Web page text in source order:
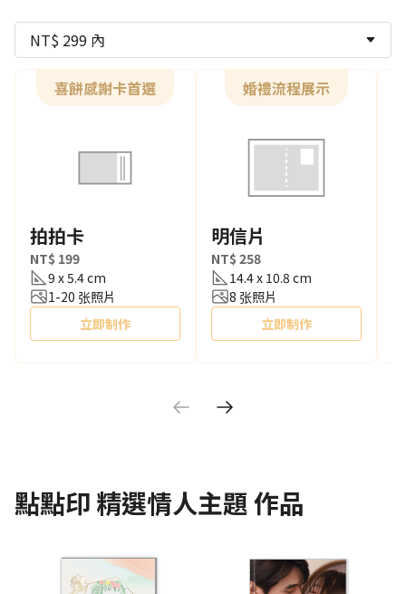
NT$ 299 內
喜餅感謝卡首選
拍拍卡
NT$ 199
9 x 5.4 cm
1-20 张照片
立即制作
婚禮流程展示
明信片
NT$ 258
14.4 x 10.8 cm
8 张照片
立即制作
點點印 精選情人主題作品